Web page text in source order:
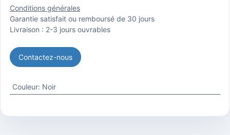
Conditions générales
Garantie satisfait ou remboursé de 30 jours
Livraison : 2-3 jours ouvrables
Contactez-nous
Couleur: Noir